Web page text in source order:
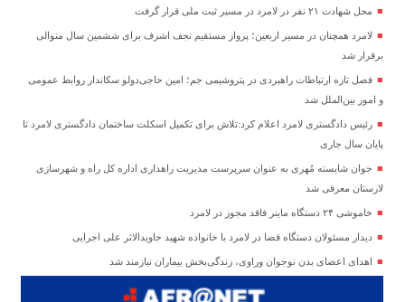
محل شهادت ۲۱ نفر در لامرد در مسیر ثبت ملی قرار گرفت
لامرد همچنان در مسیر اربعین؛ پرواز مستقیم نجف اشرف برای ششمین سال متوالی
برقرار شد
فصل تازه ارتباطات راهبردی در پتروشیمی جم؛ امین حاجی‌دولو سکاندار روابط عمومی
و امور بین‌الملل شد
رئیس دادگستری لامرد اعلام کرد:تلاش برای تکمیل اسکلت ساختمان دادگستری لامرد تا
پایان سال جاری
جوان شایسته مُهری به عنوان سرپرست مدیریت راهداری اداره کل راه و شهرسازی
لارستان معرفی شد
خاموشی ۲۴ دستگاه ماینر فاقد مجوز در لامرد
دیدار مسئولان دستگاه قضا در لامرد با خانواده شهید جاویدالاثر علی اجرایی
اهدای اعضای بدن نوجوان وراوی، زندگی‌بخش بیماران نیازمند شد